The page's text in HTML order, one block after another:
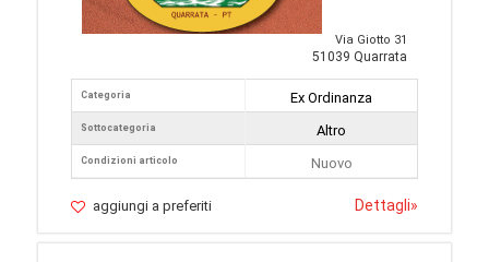
Via Giotto 31
51039 Quarrata
Categoria
Sottocategoria
Condizioni articolo
Ex Ordinanza
Altro
Nuovo
aggiungi a preferiti Dettagli»